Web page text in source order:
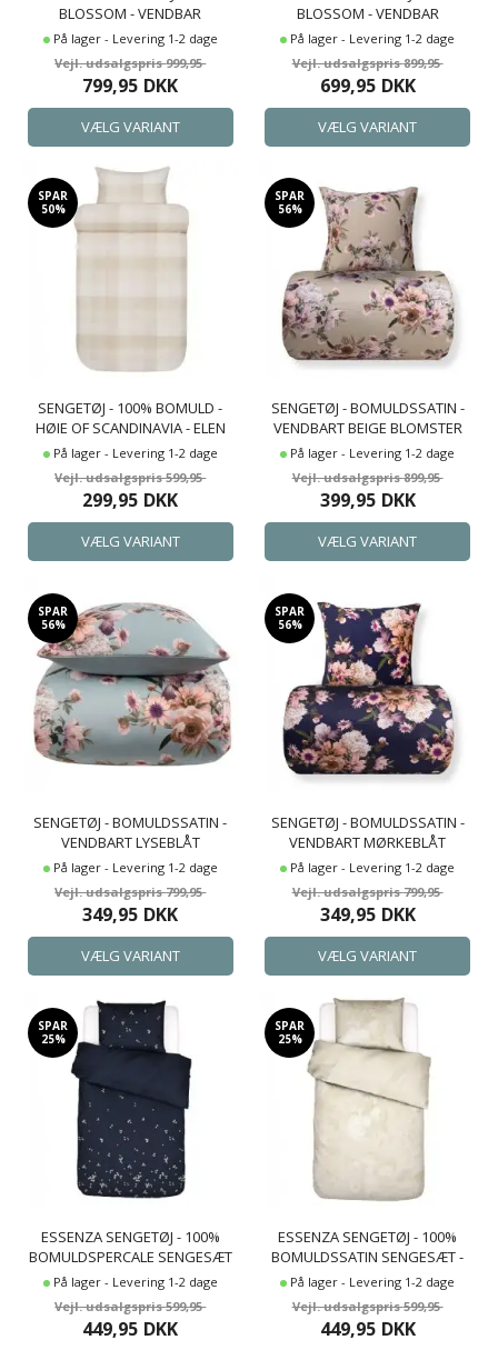
BLOSSOM - VENDBAR
DYNEBETRÆK - 100%
BOMULDS SENGESÆT
På lager - Levering 1-2 dage
999,95
799,95 DKK
BLOSSOM - VENDBAR
DYNEBETRÆK - 100%
BOMULDS SENGESÆT
På lager - Levering 1-2 dage
899,95
699,95 DKK
SPAR
50%
SENGETØJ - 100% BOMULD -
HØIE OF SCANDINAVIA - ELEN
GUL
På lager - Levering 1-2 dage
599,95
299,95 DKK
SPAR
56%
SENGETØJ - BOMULDSSATIN -
VENDBART BEIGE BLOMSTER
SENGETØJ
På lager - Levering 1-2 dage
899,95
399,95 DKK
SPAR
56%
SENGETØJ - BOMULDSSATIN -
VENDBART LYSEBLÅT
BLOMSTER SENGETØJ
På lager - Levering 1-2 dage
799,95
349,95 DKK
SPAR
56%
SENGETØJ - BOMULDSSATIN -
VENDBART MØRKEBLÅT
BLOMSTER SENGETØJ
På lager - Levering 1-2 dage
799,95
349,95 DKK
SPAR
25%
ESSENZA SENGETØJ - 100%
BOMULDSPERCALE SENGESÆT
- LEIA NIGHTBLUE
På lager - Levering 1-2 dage
599,95
449,95 DKK
SPAR
25%
ESSENZA SENGETØJ - 100%
BOMULDSSATIN SENGESÆT -
FLOOR OYSTER SENGELINNED
På lager - Levering 1-2 dage
599,95
449,95 DKK